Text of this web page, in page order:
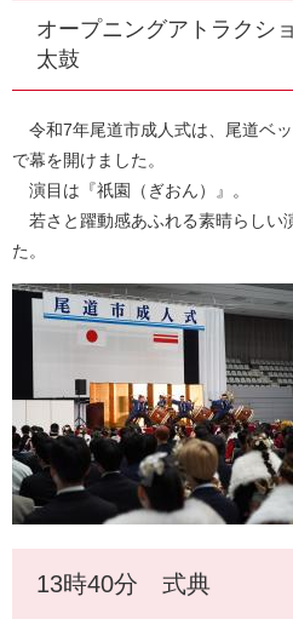
オープニングアトラク
太鼓
令和7年尾道市成人式は、尾道ベ
で幕を開けました。
演目は『祇園（ぎおん）』。
若さと躍動感あふれる素晴らしい
た。
13時40分 式典